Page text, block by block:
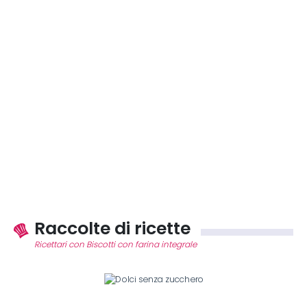
Raccolte di ricette
Ricettari con Biscotti con farina integrale